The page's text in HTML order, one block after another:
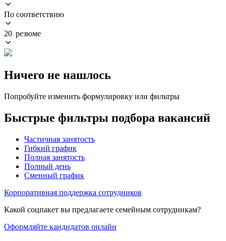
По соответствию
20 резюме
Ничего не нашлось
Попробуйте изменить формулировку или фильтры
Быстрые фильтры подбора вакансий
Частичная занятость
Гибкий график
Полная занятость
Полный день
Сменный график
Корпоративная поддержка сотрудников
Какой соцпакет вы предлагаете семейным сотрудникам?
Оформляйте кандидатов онлайн